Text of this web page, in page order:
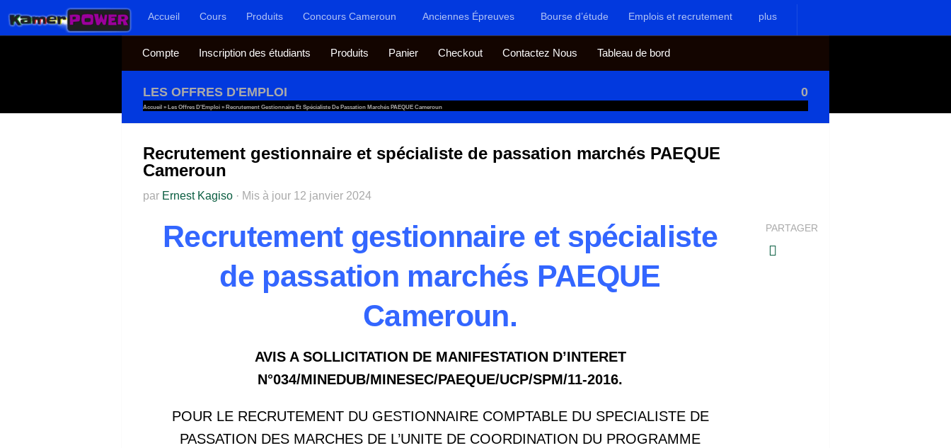
Au dessous du contenuAccueil Cours Produits Concours Cameroun Anciennes Épreuves Bourse d’étude Emplois et recrutement plus
Compte Inscription des étudiants Produits Panier Checkout Contactez Nous Tableau de bord
LES OFFRES D'EMPLOI 0
Accueil » Les Offres D'Emploi » Recrutement Gestionnaire Et Spécialiste De Passation Marchés PAEQUE Cameroun
Recrutement gestionnaire et spécialiste de passation marchés PAEQUE
Cameroun
par Ernest Kagiso · Mis à jour 12 janvier 2024
Recrutement gestionnaire et spécialiste
de passation marchés PAEQUE
Cameroun.
AVIS A SOLLICITATION DE MANIFESTATION D’INTERET
N°034/MINEDUB/MINESEC/PAEQUE/UCP/SPM/11-2016.
POUR LE RECRUTEMENT DU GESTIONNAIRE COMPTABLE DU SPECIALISTE DE
PASSATION DES MARCHES DE L’UNITE DE COORDINATION DU PROGRAMME
PARTAGER